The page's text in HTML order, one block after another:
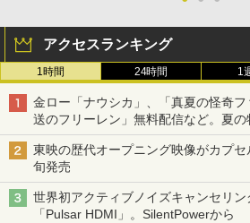
アクセスランキング
1時間 24時間 1
金ロー「ナウシカ」、「真夏の怪奇
送のフリーレン」無料配信など。夏の
東映の歴代オープニング映像がカプ
旬発売
世界初アクティブノイズキャンセリ
「Pulsar HDMI」。SilentPowerから